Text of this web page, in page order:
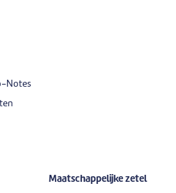
Notes
Maatschappelijke zetel